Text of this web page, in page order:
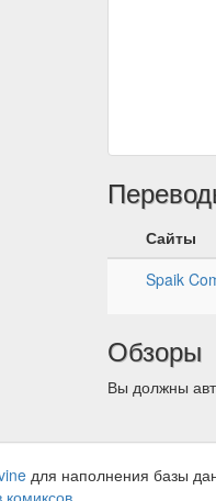
Сайты
Spaik
Обзоры
Вы должны
для наполнения базы